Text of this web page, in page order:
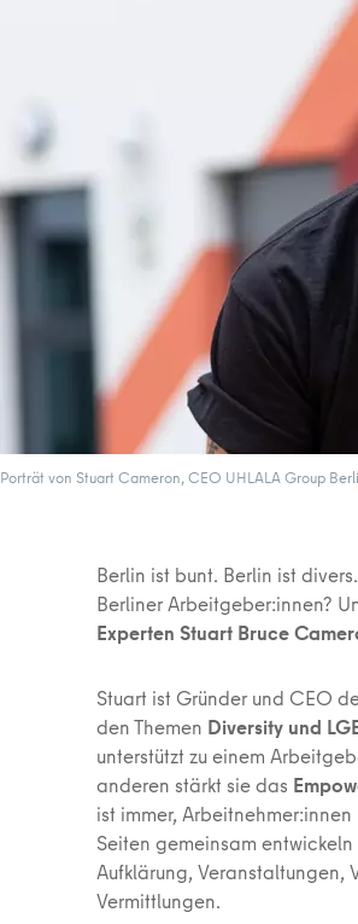
Porträt von Stuart Cameron, CEO UHLALA Group
Berlin ist bunt. Berlin ist
Berliner Arbeitgeber:innen?
Experten Stuart Bruce
Stuart ist Gründer und CEO
den Themen Diversity und
unterstützt zu einem
anderen stärkt sie das
ist immer,
Seiten gemeinsam
Aufklärung, Veranstaltungen,
Vermittlungen.